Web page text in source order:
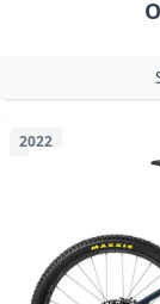
2022